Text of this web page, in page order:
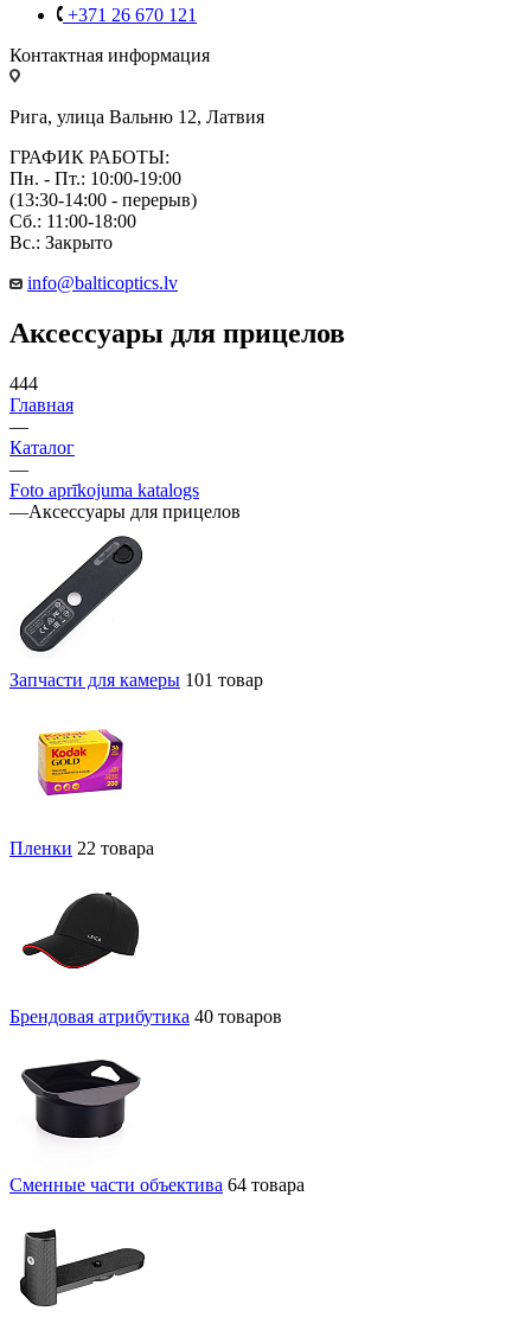
+371 26 670 121
Контактная информация
Рига, улица Вальню 12, Латвия
ГРАФИК РАБОТЫ:
Пн. - Пт.: 10:00-19:00
(13:30-14:00 - перерыв)
Сб.: 11:00-18:00
Вс.: Закрыто
info@balticoptics.lv
Аксессуары для прицелов
444
Главная
—
Каталог
—
Foto aprīkojuma katalogs
—Аксессуары для прицелов
Запчасти для камеры 101 товар
Пленки 22 товара
Брендовая атрибутика 40 товаров
Сменные части объектива 64 товара